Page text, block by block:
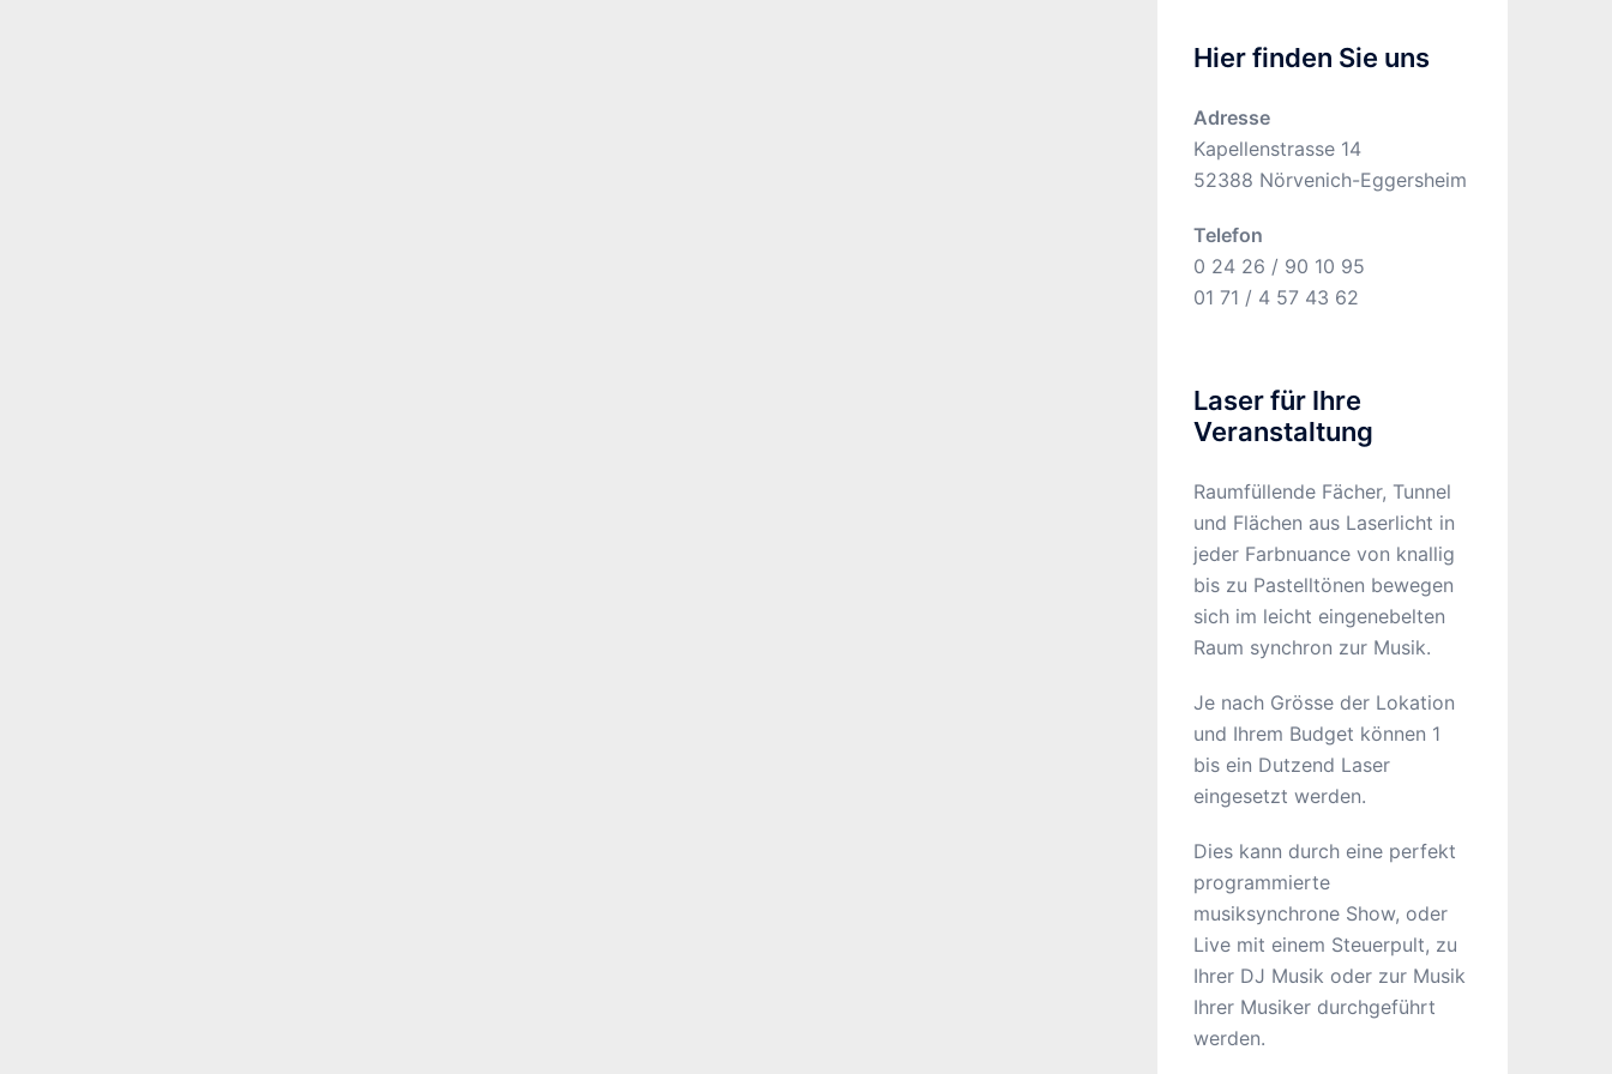
Hier finden Sie uns
Adresse
Kapellenstrasse 14
52388 Nörvenich-Eggersheim
Telefon
0 24 26 / 90 10 95
01 71 / 4 57 43 62
Laser für Ihre
Veranstaltung
Raumfüllende Fächer, Tunnel
und Flächen aus Laserlicht in
jeder Farbnuance von knallig
bis zu Pastelltönen bewegen
sich im leicht eingenebelten
Raum synchron zur Musik.
Je nach Grösse der Lokation
und Ihrem Budget können 1
bis ein Dutzend Laser
eingesetzt werden.
Dies kann durch eine perfekt
programmierte
musiksynchrone Show, oder
Live mit einem Steuerpult, zu
Ihrer DJ Musik oder zur Musik
Ihrer Musiker durchgeführt
werden.